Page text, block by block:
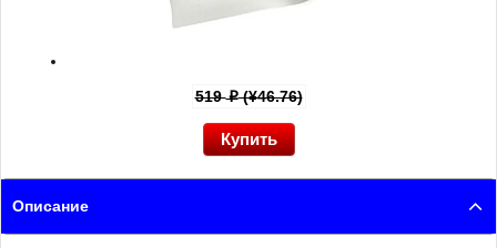
519p(¥46.76)
Описание